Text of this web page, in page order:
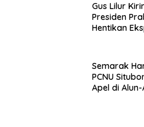
Gus Lilur
Presiden
Hentikan
Semarak
PCNU
Apel di